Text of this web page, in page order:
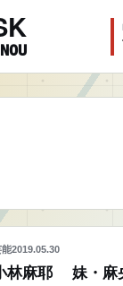
能2019.05.30
林麻耶 妹・麻